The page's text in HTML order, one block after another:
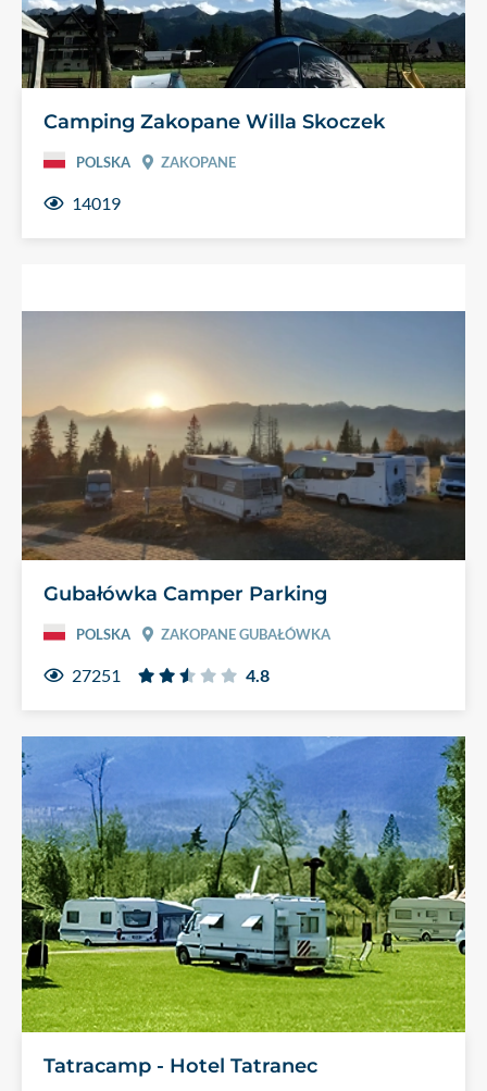
Camping Zakopane Willa Skoczek
POLSKA ZAKOPANE
14019
Gubałówka Camper Parking
POLSKA ZAKOPANE GUBAŁÓWKA
27251 4.8
Tatracamp - Hotel Tatranec